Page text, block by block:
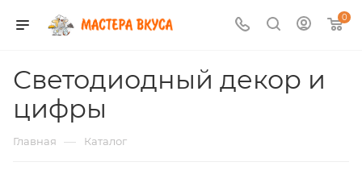
0
Светодиодный декор и
цифры
Главная — Каталог